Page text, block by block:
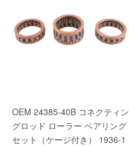
OEM 24385-40B コネクティン
グロッド ローラー ベアリング
セット（ケージ付き） 1936-1